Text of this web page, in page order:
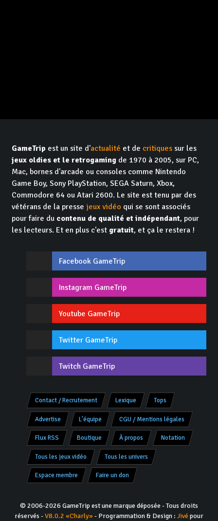
GameTrip est un site d'actualité et de critiques sur les
jeux oldies et le retrogaming de 1970 à 2005, sur PC,
Mac, bornes d'arcade ou consoles comme Nintendo
Game Boy, Sony PlayStation, SEGA Saturn, Xbox,
Commodore 64 ou Atari 2600. Le site est tenu par des
vétérans de la presse jeux vidéo qui se sont associés
pour faire du contenu de qualité et indépendant, pour
les lecteurs. Et en plus c'est gratuit, et ça le restera !
Facebook GameTrip
Instagram GameTrip
Youtube GameTrip
Twitter GameTrip
Twitch GameTrip
Contact / Recrutement Lexique Tops
Advertise L'équipe CGU / Mentions légales
Flux RSS Boutique À propos Notation
Tous les jeux vidéo Tous les univers
Espace membre Faire un don
© 2006-2026 GameTrip est une marque déposée - Tous droits
réservés -V8.0.2 «Charly»- Programmation & Design : Jivépour